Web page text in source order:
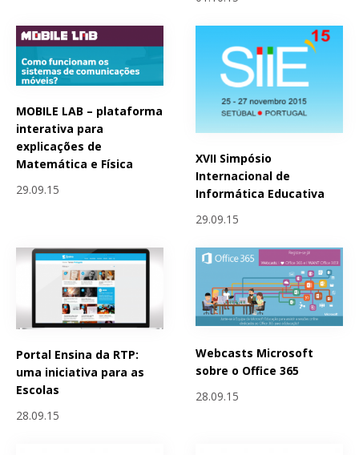
MOBILE LAB – plataforma
interativa para
explicações de
Matemática e Física
29.09.15
XVII Simpósio
Internacional de
Informática Educativa
29.09.15
Portal Ensina da RTP:
uma iniciativa para as
Escolas
28.09.15
Webcasts Microsoft
sobre o Office 365
28.09.15